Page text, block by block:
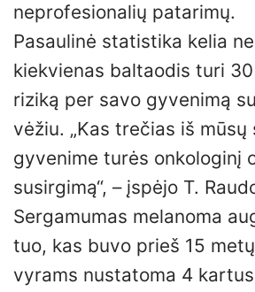
neprofesionalių patarimų.
Pasaulinė statistika kelia
kiekvienas baltaodis turi
riziką per savo gyvenimą
vėžiu. „Kas trečias iš mūsų
gyvenime turės onkologinį
susirgimą“, – įspėjo T.
Sergamumas melanoma
tuo, kas buvo prieš 15
vyrams nustatoma 4